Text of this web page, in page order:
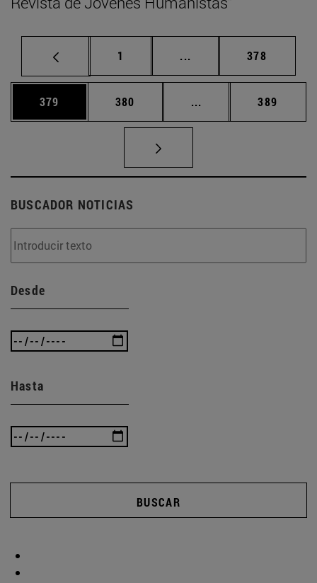
Página
1 ... Páginas intermedias
Página
378
Página
379 Página
380 ... Páginas intermedias
Página
389
BUSCADOR NOTICIAS
Desde
Hasta
BUSCAR